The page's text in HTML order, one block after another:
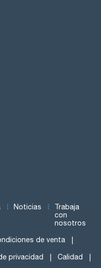
Noticias
Trabaja
con
nosotros
de venta
privacidad Calidad